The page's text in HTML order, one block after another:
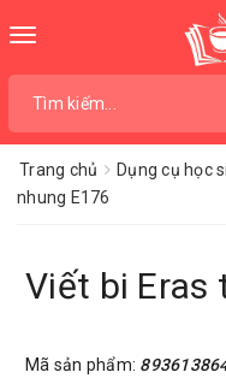
Toggle
Trang chủ Dụng cụ học
nhung E176
Viết bi Eras
Mã sản phẩm: